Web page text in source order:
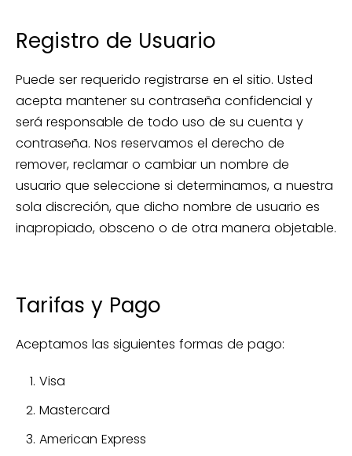
Registro de Usuario
Puede ser requerido registrarse en el sitio. Usted
acepta mantener su contraseña confidencial y
será responsable de todo uso de su cuenta y
contraseña. Nos reservamos el derecho de
remover, reclamar o cambiar un nombre de
usuario que seleccione si determinamos, a nuestra
sola discreción, que dicho nombre de usuario es
inapropiado, obsceno o de otra manera objetable.
Tarifas y Pago
Aceptamos las siguientes formas de pago:
Visa
Mastercard
American Express